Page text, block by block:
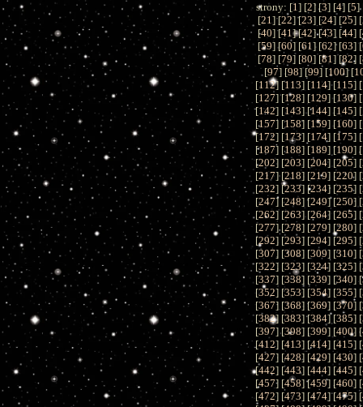
strony: [1] [2] [3] [4] [5]
[21] [22] [23] [24] [25] [
[40] [41] [42] [43] [44] [
[59] [60] [61] [62] [63] [
[78] [79] [80] [81] [82] [
[97] [98] [99] [100] [
[112] [113] [114] [115] [
[127] [128] [129] [130] [
[142] [143] [144] [145] [
[157] [158] [159] [160] [
[172] [173] [174] [175] [
[187] [188] [189] [190] [
[202] [203] [204] [205] [
[217] [218] [219] [220] [
[232] [233] [234] [235] [
[247] [248] [249] [250] [
[262] [263] [264] [265] [
[277] [278] [279] [280] [
[292] [293] [294] [295] [
[307] [308] [309] [310] [
[322] [323] [324] [325] [
[337] [338] [339] [340] [
[352] [353] [354] [355] [
[367] [368] [369] [370] [
[382] [383] [384] [385] [
[397] [398] [399] [400] [
[412] [413] [414] [415] [
[427] [428] [429] [430] [
[442] [443] [444] [445] [
[457] [458] [459] [460] [
[472] [473] [474] [475] [